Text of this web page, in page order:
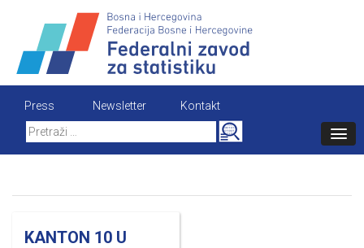
content
Press Newsletter
Kontakt
Search
for:
KANTON 10 U